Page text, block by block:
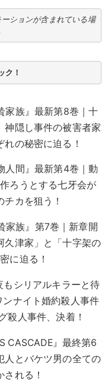
ションが含まれている場
ク！
家族』最新第8巻｜十
神隠し事件の被害者家
の秘密に迫る！
人間』最新第4巻｜動
ろうとする七牙会が
チカを狙う！
家族』第7巻｜新章開
久津家」と「十字架の
に迫る！
シリアルキラーと待
ナイト婚約殺人事件
殺人事件、決着！
CASCADE』最終第6
人とバケツ男の全ての
される！